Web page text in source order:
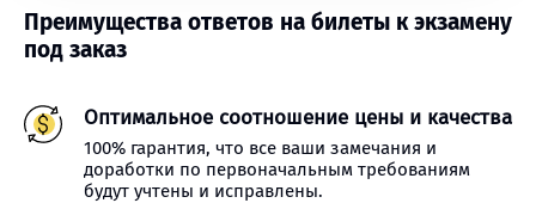
Преимущества ответов на билеты к экзамену
под заказ
Оптимальное соотношение цены и качества
100% гарантия, что все ваши замечания и
доработки по первоначальным требованиям
будут учтены и исправлены.